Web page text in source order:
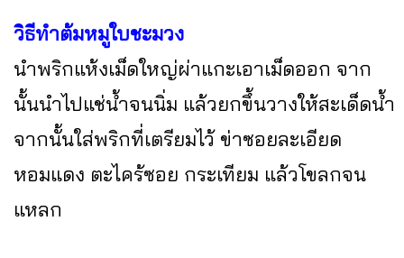
วิธีทำต้มหมูใบชะมวง
นำพริกแห้งเม็ดใหญ่ผ่าแกะเอาเม็ดออก จาก
นั้นนำไปแช่น้ำจนนิ่ม แล้วยกขึ้นวางให้สะเด็ดน้ำ
จากนั้นใส่พริกที่เตรียมไว้ ข่าซอยละเอียด
หอมแดง ตะไคร้ซอย กระเทียม แล้วโขลกจน
แหลก